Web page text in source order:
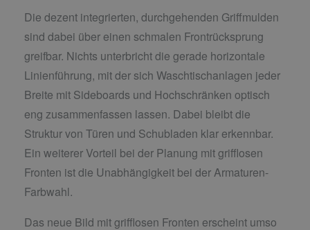
Die dezent integrierten, durchgehenden Griffmulden
sind dabei über einen schmalen Frontrücksprung
greifbar. Nichts unterbricht die gerade horizontale
Linienführung, mit der sich Waschtischanlagen jeder
Breite mit Sideboards und Hochschränken optisch
eng zusammenfassen lassen. Dabei bleibt die
Struktur von Türen und Schubladen klar erkennbar.
Ein weiterer Vorteil bei der Planung mit grifflosen
Fronten ist die Unabhängigkeit bei der Armaturen-
Farbwahl.
Das neue Bild mit grifflosen Fronten erscheint umso